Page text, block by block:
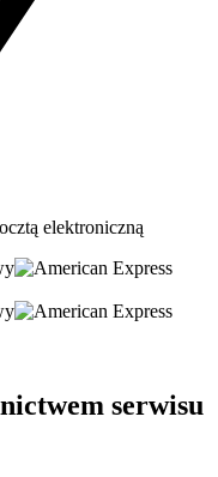
elektroniczną
serwisu